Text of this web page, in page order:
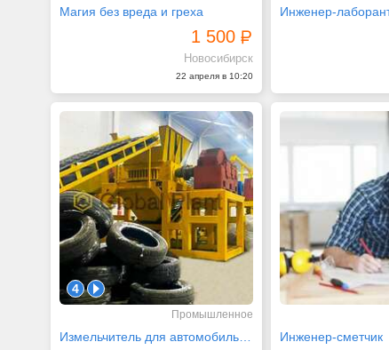
Магия без вреда и греха
1 500
Новосибирск
22 апреля в 10:20
Инженер-
4 1
Промышленное
Инженер-сметчик